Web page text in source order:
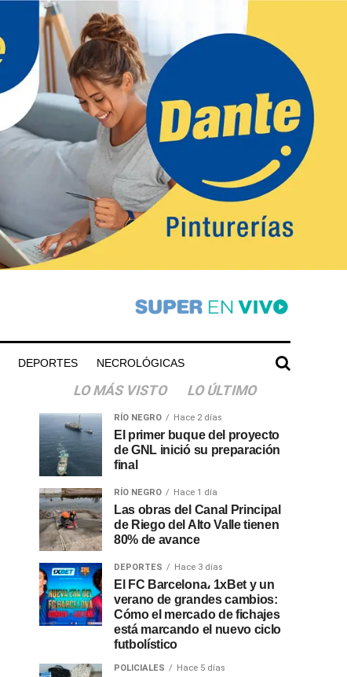
DEPORTES NECROLÓGICAS
LO MÁS VISTO LO ÚLTIMO
RÍO NEGRO Hace 2 días
El primer buque del proyecto
de GNL inició su preparación
final
RÍO NEGRO Hace 1 día
Las obras del Canal Principal
de Riego del Alto Valle tienen
80% de avance
DEPORTES Hace 3 días
El FC Barcelona، 1xBet y un
verano de grandes cambios:
Cómo el mercado de fichajes
está marcando el nuevo ciclo
futbolístico
POLICIALES Hace 5 días